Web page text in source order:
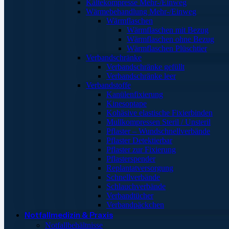
Kältekompresse Mehr-/Einweg
Wärmebehandlung Mehr-/Einweg
Wärmflaschen
Wärmflaschen mit Bezug
Wärmflaschen ohne Bezug
Wärmflaschen Plüschtier
Verbandschränke
Verbandschränke gefüllt
Verbandschränke leer
Verbandstoffe
Kanülenfixierung
Kinesoptape
Kohäsive elastische Fixierbinden
Mullkompressen Steril / Unsteril
Pflaster – Wundschnellverbände
Pflaster Detektierbar
Pflaster zur Fixierung
Pflasterspender
Replantatversorgung
Schnellverbände
Schlauchverbände
Verbandtücher
Verbandpäckchen
Notfallmedizin & Praxis
Notfallbehältnisse